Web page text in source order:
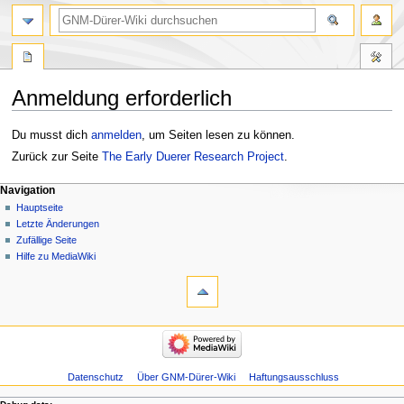
Anmeldung erforderlich
Zur
Navigation
Zur
Suche
Du musst dich anmelden, um Seiten lesen zu können.
Zurück zur Seite The Early Duerer Research Project.
Navigation
Hauptseite
Letzte Änderungen
Zufällige Seite
Hilfe zu MediaWiki
Datenschutz Über GNM-Dürer-Wiki Haftungsausschluss